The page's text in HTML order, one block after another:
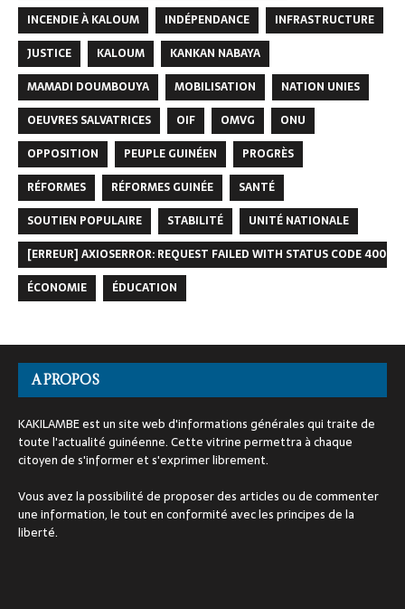
INCENDIE À KALOUM
INDÉPENDANCE
INFRASTRUCTURE
JUSTICE
KALOUM
KANKAN NABAYA
MAMADI DOUMBOUYA
MOBILISATION
NATION UNIES
OEUVRES SALVATRICES
OIF OMVG
ONU
OPPOSITION
PEUPLE GUINÉEN
PROGRÈS
RÉFORMES
RÉFORMES GUINÉE
SANTÉ
SOUTIEN POPULAIRE
STABILITÉ
UNITÉ NATIONALE
[ERREUR] AXIOSERROR: REQUEST FAILED WITH STATUS CODE 400
ÉCONOMIE
ÉDUCATION
A PROPOS
KAKILAMBE est un site web d'informations générales qui traite de
toute l'actualité guinéenne. Cette vitrine permettra à chaque
citoyen de s'informer et s'exprimer librement.
Vous avez la possibilité de proposer des articles ou de commenter
une information, le tout en conformité avec les principes de la
liberté.